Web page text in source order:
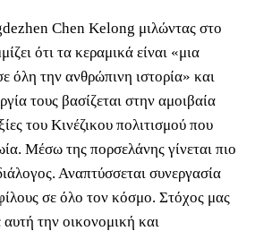
Chen Kelong μιλώντας στο
ότι τα κεραμικά είναι «μια
όλη την ανθρώπινη ιστορία» και
τους βασίζεται στην αμοιβαία
του Κινέζικου πολιτισμού που
Μέσω της πορσελάνης γίνεται πιο
Αναπτύσσεται συνεργασία
σε όλο τον κόσμο. Στόχος μας
αυτή την οικονομική και